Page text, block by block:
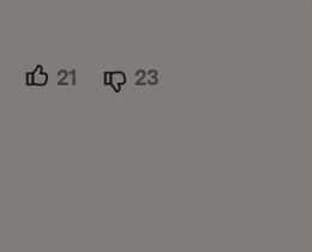
21 Unterstützer.
23